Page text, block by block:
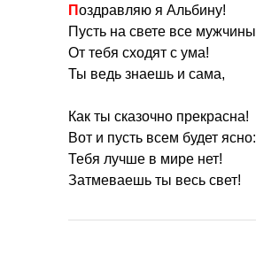
Поздравляю я Альбину!
Пусть на свете все мужчины
От тебя сходят с ума!
Ты ведь знаешь и сама,
Как ты сказочно прекрасна!
Вот и пусть всем будет ясно:
Тебя лучше в мире нет!
Затмеваешь ты весь свет!